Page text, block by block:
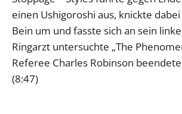
einen Ushigoroshi aus, knickte
Bein um und fasste sich an sein
Ringarzt untersuchte „The
Referee Charles Robinson
(8:47)